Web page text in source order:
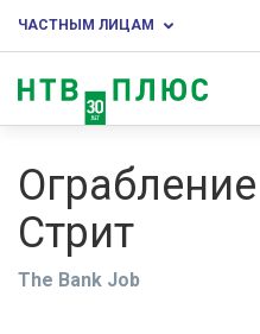
ЧАСТНЫМ ЛИЦАМ
Стрит
The Bank Job